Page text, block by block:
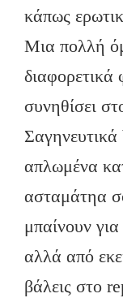
κάπως
Μια πολλή
διαφορετικά
συνηθίσει
Σαγηνευτικά
απλωμένα
ασταμάτηα
μπαίνουν
αλλά από
βάλεις στο